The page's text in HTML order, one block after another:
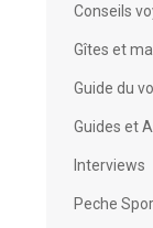
Conseils
Gîtes et
Guide du
Guides et
Interviews
Peche